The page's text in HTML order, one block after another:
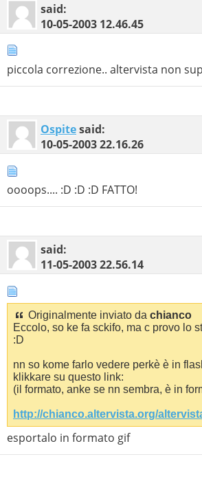
said:
10-05-2003 12.46.45
piccola correzione.. altervista non
Ospitesaid:
10-05-200322.16.26
oooops.... :D :D :D FATTO!
said:
11-05-200322.56.14
Originalmente inviato da chianco
Eccolo, so ke fa sckifo, ma c provo lo
:D
nn so kome farlo vedere perkè è in
klikkare su questo link:
(il formato, anke se nn sembra, è in
http://chianco.altervista.org/
esportalo in formato gif